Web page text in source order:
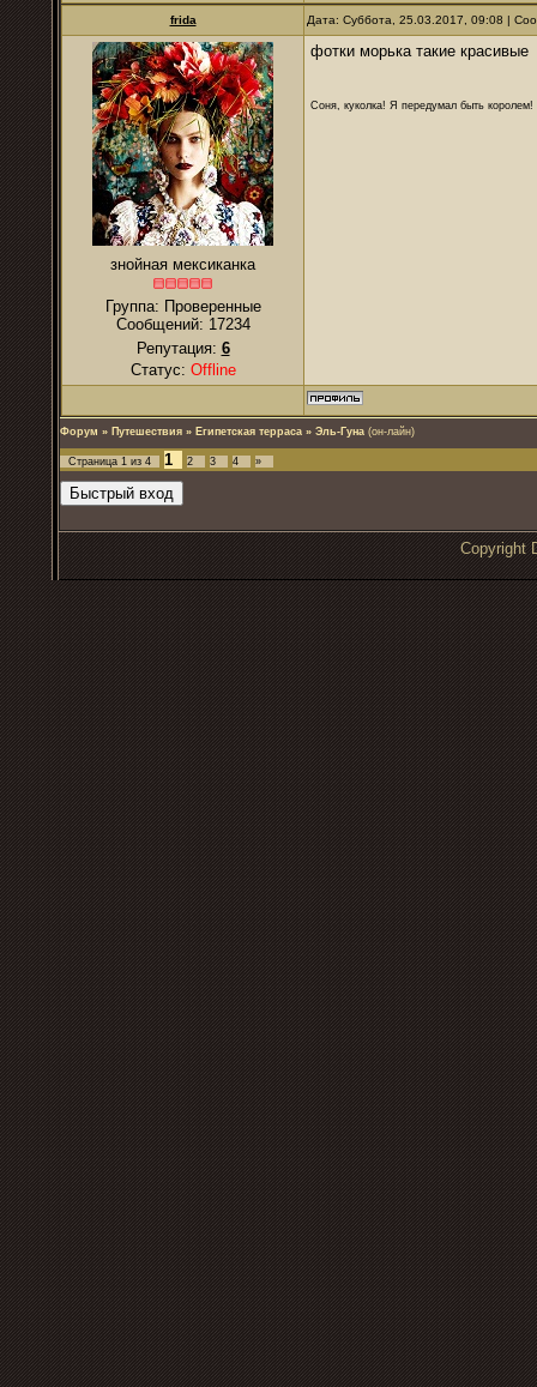
frida Дата: Суббота, 25.03.2017, 09:08 |
знойная мексиканка
Группа: Проверенные
Сообщений: 17234
Репутация: 6
Статус: Offline
фотки морька такие красивые
Соня, куколка! Я передумал быть
Форум » Путешествия » Египетская терраса » Эль-Гуна (он-лайн)
Страница 1 из 4 1 2 3 4 »
Copyright